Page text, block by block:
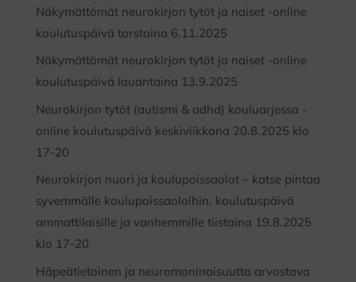
Näkymättömät neurokirjon tytöt ja naiset -online
koulutuspäivä torstaina 6.11.2025
Näkymättömät neurokirjon tytöt ja naiset -online
koulutuspäivä lauantaina 13.9.2025
Neurokirjon tytöt (autismi & adhd) kouluarjessa -
online koulutuspäivä keskiviikkona 20.8.2025 klo
17-20
Neurokirjon nuori ja koulupoissaolot – katse pintaa
syvemmälle koulupoissaoloihin, koulutuspäivä
ammattilaisille ja vanhemmille tiistaina 19.8.2025
klo 17-20
Häpeätietoinen ja neuromoninaisuutta arvostava